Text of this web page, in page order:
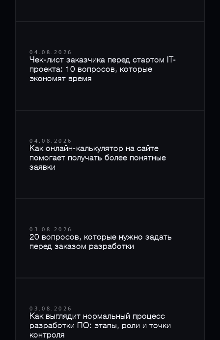
04.08.2026
Чек-лист заказчика перед стартом IT-
проекта: 10 вопросов, которые
экономят время
04.08.2026
Как онлайн-калькулятор на сайте
помогает получать более понятные
заявки
03.08.2026
20 вопросов, которые нужно задать
перед заказом разработки
03.08.2026
Как выглядит нормальный процесс
разработки ПО: этапы, роли и точки
контроля